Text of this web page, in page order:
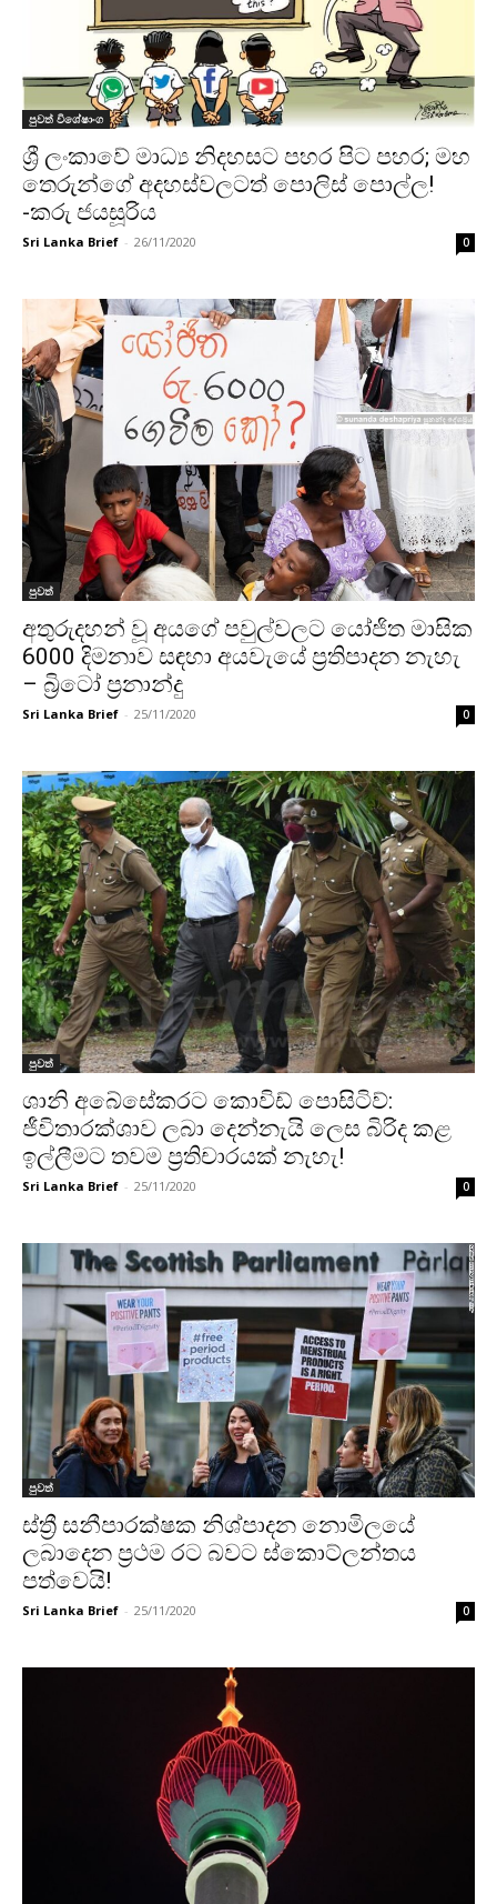
පුවත් විශේෂාංග
ශ්‍රී ලංකාවේ මාධ්‍ය නිදහසට පහර පිට පහර; මහ
තෙරුන්ගේ අදහස්වලටත් පොලිස් පොල්ල!
-කරු ජයසූරිය
Sri Lanka Brief - 26/11/2020 0
පුවත්
අතුරුදහන් වූ අයගේ පවුල්වලට යෝජිත මාසික
6000 දිමනාව සඳහා අයවැයේ ප්‍රතිපාදන නැහැ
– බ්‍රිටෝ ප්‍රනාන්දු
Sri Lanka Brief - 25/11/2020 0
පුවත්
ශානි අබේසේකරට කොවිඩ් පොසිටිව්:
ජීවිතාරක්ශාව ලබා දෙන්නැයි ලෙස බිරිද කළ
ඉල්ලීමට තවම ප්‍රතිචාරයක් නැහැ!
Sri Lanka Brief - 25/11/2020 0
පුවත්
ස්ත්‍රී සනීපාරක්ෂක නිශ්පාදන නොමිලයේ
ලබාදෙන ප්‍රථම රට බවට ස්කොට්ලන්තය
පත්වෙයි!
Sri Lanka Brief - 25/11/2020 0